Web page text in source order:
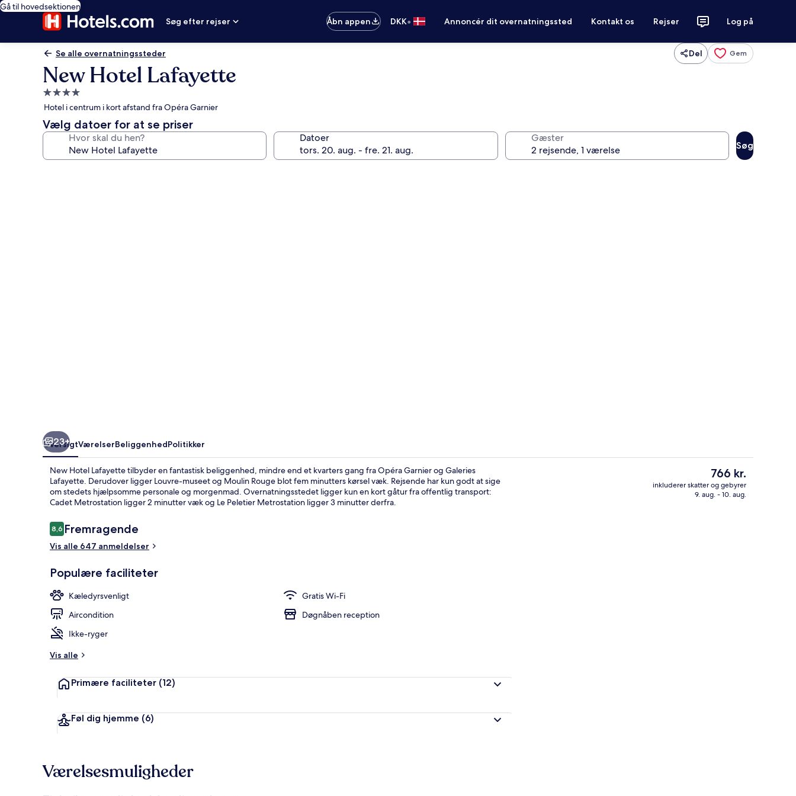
Gå til hovedsektionen
Søg efter rejser
Åbn appen DKK• Annoncér dit overnatningssted Kontakt os Rejser Log på
Se alle overnatningssteder Del Gem
New Hotel Lafayette
4.0-
stjernet
overnatningssted
Hotel i centrum i kort afstand fra Opéra Garnier
Vælg datoer for at se priser
Hvor skal du hen? Datoer Gæster
Søg
Siddeområde i lobbyen
23+
OversigtVærelserBeliggenhedPolitikker
New Hotel Lafayette tilbyder en fantastisk beliggenhed, mindre end et kvarters gang fra Opéra Garnier og Galeries
Lafayette. Derudover ligger Louvre-museet og Moulin Rouge blot fem minutters kørsel væk. Rejsende har kun godt at sige
om stedets hjælpsomme personale og morgenmad. Overnatningsstedet ligger kun en kort gåtur fra offentlig transport:
Cadet Metrostation ligger 2 minutter væk og Le Peletier Metrostation ligger 3 minutter derfra.
Anmeldelser
8,68,6 ud af 10.
Fremragende
Vis alle 647 anmeldelser
Populære faciliteter
Kæledyrsvenligt
Gratis Wi-Fi
Aircondition
Døgnåben reception
Ikke-ryger
Vis alle
Primære faciliteter (12)
Føl dig hjemme (6)
Den
nuværende
pris
766 kr.
inkluderer skatter og gebyrer
9. aug. - 10. aug.
Værelsesmuligheder